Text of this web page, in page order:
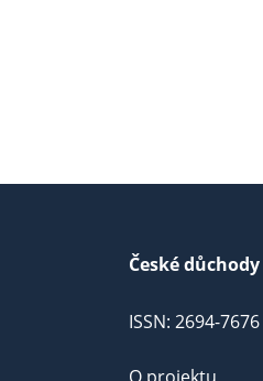
České důchody
ISSN: 2694-7676